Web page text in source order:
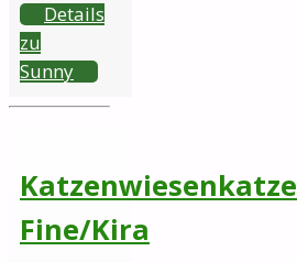
Details
zu
Sunny
Katzenwiesenkatze
Fine/Kira